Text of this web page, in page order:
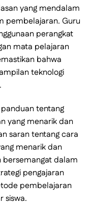
yang mendalam
pembelajaran. Guru
perangkat
mata pelajaran
bahwa
teknologi
tentang
yang menarik dan
saran tentang cara
menarik dan
bersemangat dalam
pengajaran
pembelajaran
siswa.